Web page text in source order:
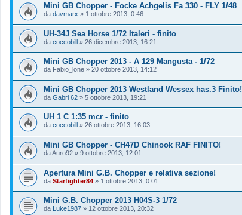
Mini GB Chopper - Focke Achgelis Fa 330 - FLY 1/48
da davmarx » 1 ottobre 2013, 0:46
UH-34J Sea Horse 1/72 Italeri - finito
da coccobill » 26 dicembre 2013, 16:21
Mini GB Chopper 2013 - A 129 Mangusta - 1/72
da Fabio_lone » 20 ottobre 2013, 14:12
Mini GB Chopper 2013 Westland Wessex has.3 Finito!
da Gabri 62 » 5 ottobre 2013, 19:21
UH 1 C 1:35 mcr - finito
da coccobill » 26 ottobre 2013, 16:03
Mini GB Chopper - CH47D Chinook RAF FINITO!
daAuro92 » 9 ottobre 2013, 12:01
Apertura Mini G.B. Chopper e relativa sezione!
da Starfighter84 » 1 ottobre 2013, 0:01
Mini G.B. Chopper 2013 H04S-3 1/72
da Luke1987 » 12 ottobre 2013, 20:32